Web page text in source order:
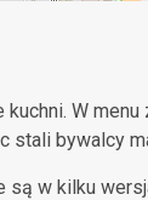
W
stali bywalcy
są w kilku